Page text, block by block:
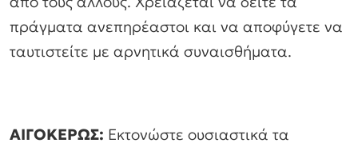
πράγματα ανεπηρέαστοι και να αποφύγετε να
ταυτιστείτε με αρνητικά συναισθήματα.
ΑΙΓΟΚΕΡΩΣ: Εκτονώστε ουσιαστικά τα